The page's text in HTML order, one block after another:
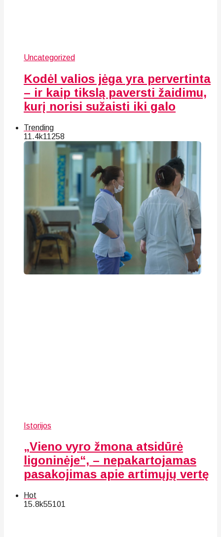
Uncategorized
Kodėl valios jėga yra pervertinta
– ir kaip tikslą paversti žaidimu,
kurį norisi sužaisti iki galo
Trending
11.4k11258
Istorijos
„Vieno vyro žmona atsidūrė
ligoninėje“, – nepakartojamas
pasakojimas apie artimųjų vertę
Hot
15.8k55101